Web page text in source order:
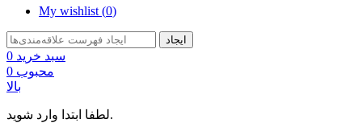
My wishlist (0)
ایجاد
سبد خرید 0
محبوب 0
بالا
لطفا ابتدا وارد شوید.